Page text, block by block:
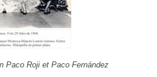
Paco Roji et Paco Fernández